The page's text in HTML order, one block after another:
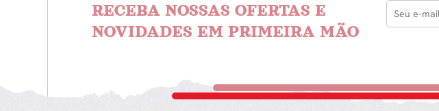
RECEBA NOSSAS OFERTAS E
NOVIDADES EM PRIMEIRA MÃO